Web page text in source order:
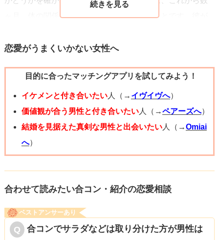
ヶ月、体の関係を持たずにデートを続けることです。彼が
ってからにしよう」と言って断ってください。そうしたと
れたり、デート代を出してくれたりするのであれば、あな
たのことを大切に考えてくれていると判断しても良いで
す。一方で、冷たくなったり、離れていったりするようで
あれば、彼にとってあなたは「体の関係があってこそ」の
存在だということです。
私自身もそうでしたが、体の関係を許してくれる女性に対
しては優しくするものです。いろいろなところにも行く
し、デート代も出します。ですので今の段階で脈ありと判
まとめますと、付き合える可能性はありますが、体の関係
恋愛がうまくいかない女性へ
目的に合ったマッチングアプリを試してみよう！
イケメンと付き合いたい人（→ イヴイヴへ）
価値観が合う男性と付き合いたい人（→ペアーズへ）
結婚を見据えた真剣な男性と出会いたい人（→Omiai
へ）
合わせて読みたい合コン・紹介の恋愛相談
ベストアンサーあり
合コンでサラダなどは取り分けた方が男性は